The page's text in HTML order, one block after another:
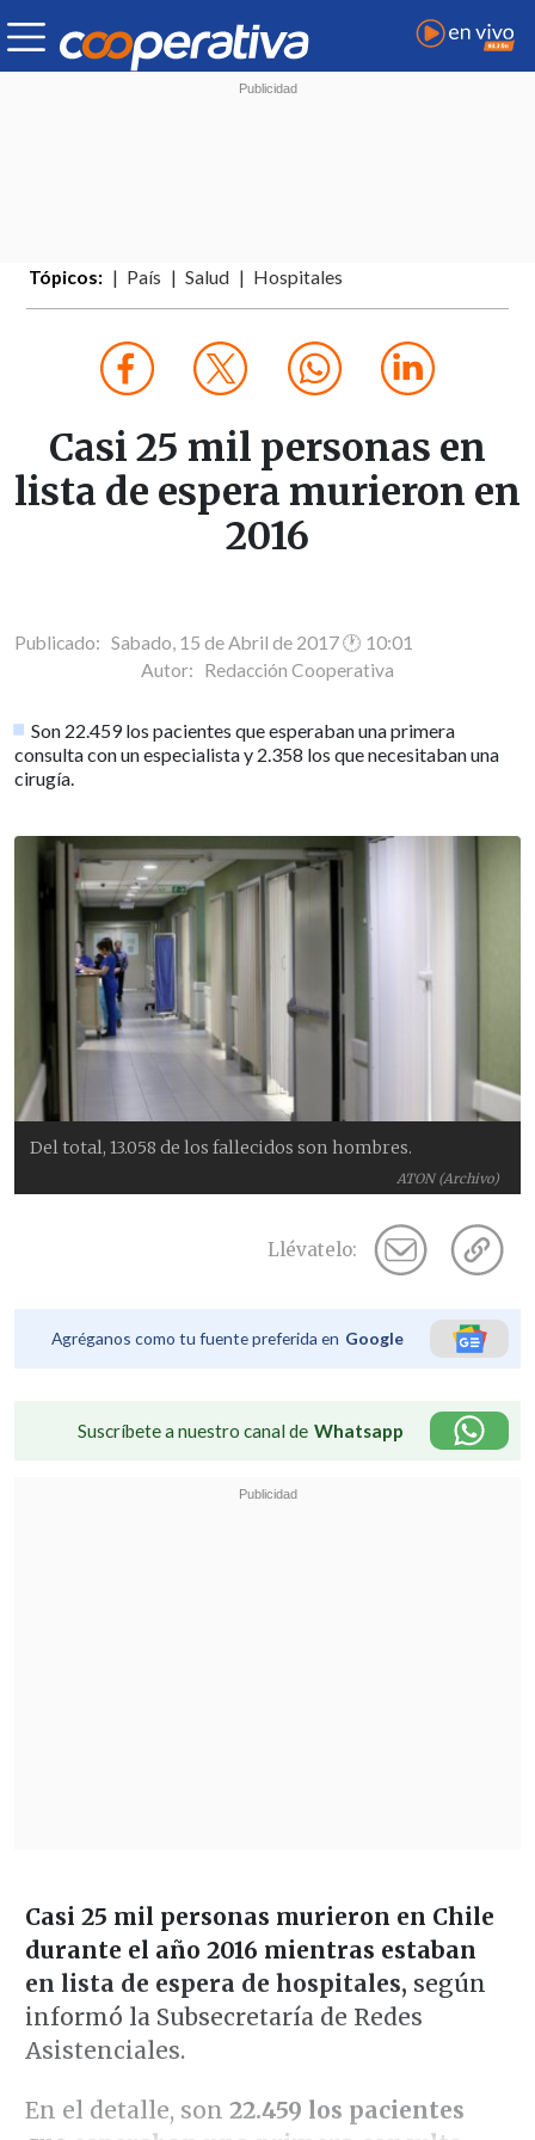
Tópicos: País Salud Hospitales
Casi 25 mil personas en
lista de espera murieron en
2016
Publicado: Sabado, 15 de Abril de 2017 🕐 10:01
Autor: Redacción Cooperativa
Son 22.459 los pacientes que esperaban una primera
consulta con un especialista y 2.358 los que necesitaban una
cirugía.
ATON (Archivo)
Del total, 13.058 de los fallecidos son hombres.
Llévatelo:
Agréganos como tu fuente preferida en Google
Suscríbete a nuestro canal de Whatsapp
Casi 25 mil personas murieron en Chile
durante el año 2016 mientras estaban
en lista de espera de hospitales, según
informó la Subsecretaría de Redes
Asistenciales.
En el detalle, son 22.459 los pacientes